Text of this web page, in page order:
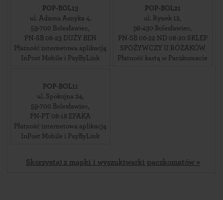
POP-BOL13
ul. Adama Asnyka 4,
59-700 Bolesławiec,
PN-SB 08-23 DUŻY BEN
Płatność internetowa aplikacją
InPost Mobile i PayByLink
POP-BOL21
ul. Rynek 12,
98-430 Bolesławiec,
PN-SB 06-22 ND 08-20 SKLEP
SPOŻYWCZY U RÓŻAKÓW
Płatność kartą w Paczkomacie
POP-BOL11
ul. Spokojna 24,
59-700 Bolesławiec,
PN-PT 08-18 EPAKA
Płatność internetowa aplikacją
InPost Mobile i PayByLink
Skorzystaj z mapki i wyszukiwarki paczkomatów »